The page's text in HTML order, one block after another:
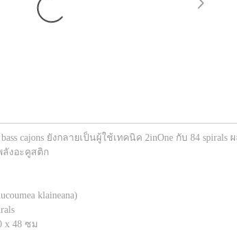
cajons ยังกลายเป็นผู้ใช้เทคนิค 2inOne กับ 84
ลังอะคูสติก
klaineana)
x 48 ซม